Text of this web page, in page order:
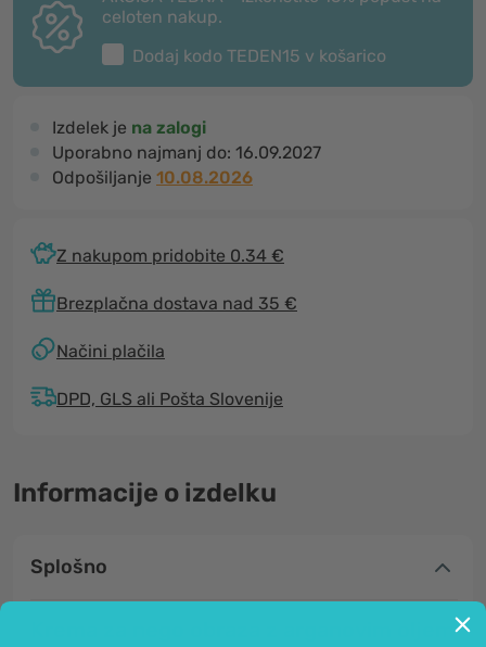
celoten nakup.
Dodaj kodo TEDEN15 v košarico
Izdelek je na zalogi
Uporabno najmanj do: 16.09.2027
Odpošiljanje 10.08.2026
Z nakupom pridobite 0.34 €
Brezplačna dostava nad 35 €
Načini plačila
DPD, GLS ali Pošta Slovenije
Informacije o izdelku
Splošno